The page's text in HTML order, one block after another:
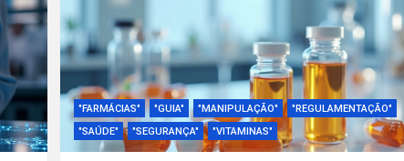
"FARMÁCIAS" "GUIA" "MANIPULAÇÃO"
"REGULAMENTAÇÃO"
"SAÚDE"
"SEGURANÇA" "VITAMINAS"